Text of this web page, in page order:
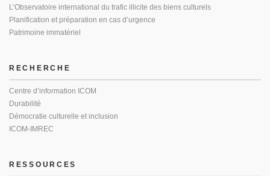
L’Observatoire international du trafic illicite des biens culturels
Planification et préparation en cas d’urgence
Patrimoine immatériel
RECHERCHE
Centre d’information ICOM
Durabilité
Démocratie culturelle et inclusion
ICOM-IMREC
RESSOURCES